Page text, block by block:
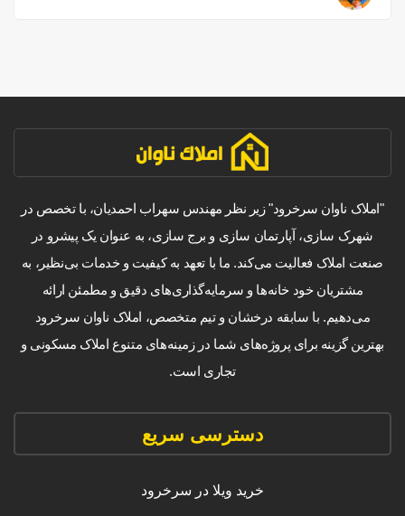
"املاک ناوان سرخرود" زیر نظر مهندس سهراب احمدیان، با تخصص در
شهرک سازی، آپارتمان سازی و برج سازی، به عنوان یک پیشرو در
صنعت املاک فعالیت می‌کند. ما با تعهد به کیفیت و خدمات بی‌نظیر، به
مشتریان خود خانه‌ها و سرمایه‌گذاری‌های دقیق و مطمئن ارائه
می‌دهیم. با سابقه درخشان و تیم متخصص، املاک ناوان سرخرود
بهترین گزینه برای پروژه‌های شما در زمینه‌های متنوع املاک مسکونی و
تجاری است.
دسترسی سریع
خرید ویلا در سرخرود